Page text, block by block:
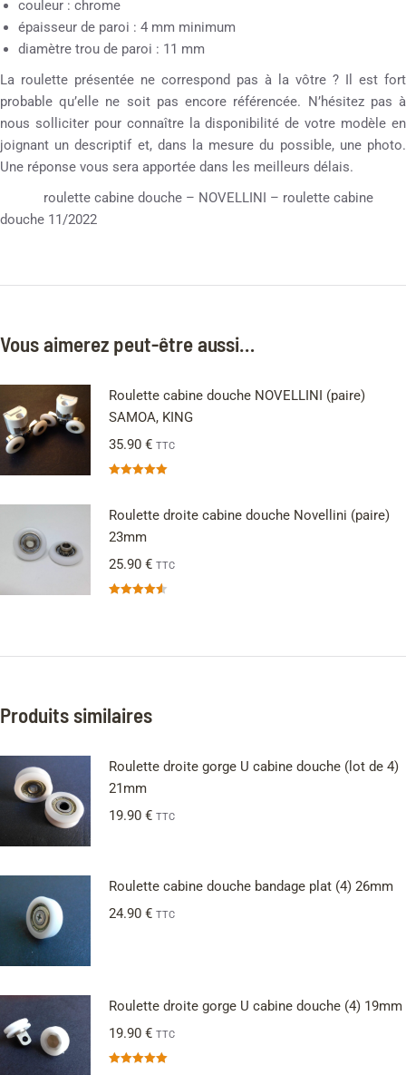
couleur : chrome
épaisseur de paroi : 4 mm minimum
diamètre trou de paroi : 11 mm
La roulette présentée ne correspond pas à la vôtre ? Il est fort
probable qu’elle ne soit pas encore référencée. N’hésitez pas à
nous solliciter pour connaître la disponibilité de votre modèle en
joignant un descriptif et, dans la mesure du possible, une photo.
Une réponse vous sera apportée dans les meilleurs délais.
roulette cabine douche – NOVELLINI – roulette cabine
douche 11/2022
Vous aimerez peut-être aussi…
Roulette cabine douche NOVELLINI (paire)
SAMOA, KING
35.90 € TTC
Roulette droite cabine douche Novellini (paire)
23mm
25.90 € TTC
Produits similaires
Roulette droite gorge U cabine douche (lot de 4)
21mm
19.90 € TTC
Roulette cabine douche bandage plat (4) 26mm
24.90 € TTC
Roulette droite gorge U cabine douche (4) 19mm
19.90 € TTC